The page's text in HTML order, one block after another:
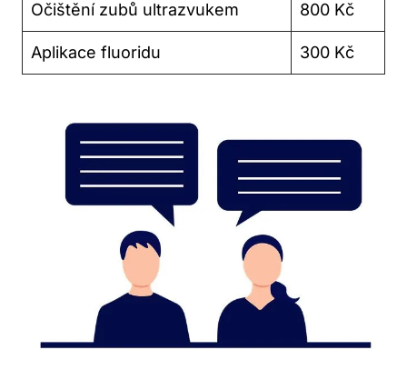
Očištění zubů ultrazvukem 800 Kč
Aplikace fluoridu 300 Kč